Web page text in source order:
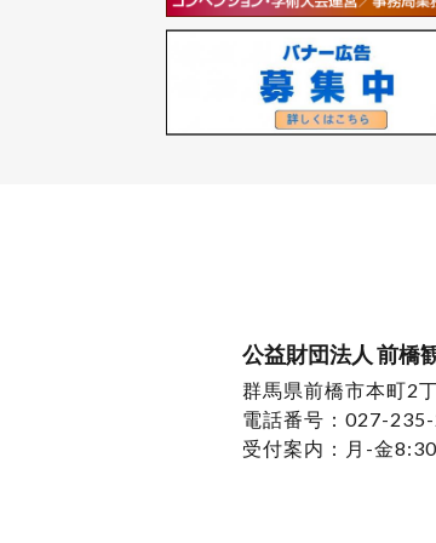
公益財団法人 前橋
群馬県前橋市本町2
電話番号：027-
受付案内：月-金